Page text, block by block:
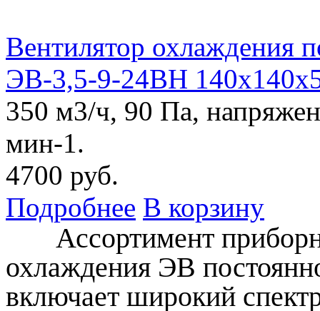
Вентилятор охлаждения
ЭВ-3,5-9-24ВН
350 м3/ч, 90 Па,
мин-1.
4700 руб.
Подробнее В корзину
Ассортимент
охлаждения ЭВ
включает широкий